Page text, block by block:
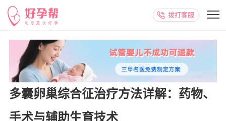
拨打客服
多囊卵巢综合征治疗方法详解：药物、
手术与辅助生育技术